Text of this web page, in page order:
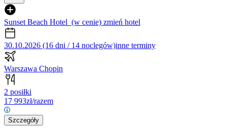
Sunset Beach Hotel (w cenie) zmień hotel
30.10.2026 (16 dni / 14 noclegów)inne terminy
Warszawa Chopin
2 posiłki
17 993zł/razem
Szczegóły